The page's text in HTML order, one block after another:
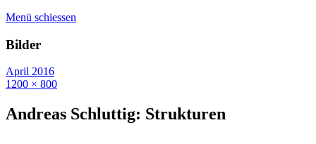
Menü schiessen
Bilder
April 2016
1200 × 800
Andreas Schluttig: Strukturen